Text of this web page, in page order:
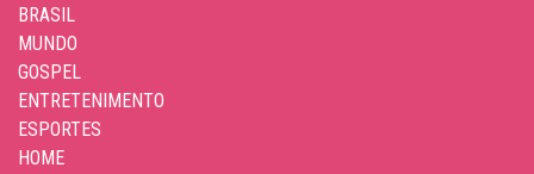
BRASIL
MUNDO
GOSPEL
ENTRETENIMENTO
ESPORTES
HOME